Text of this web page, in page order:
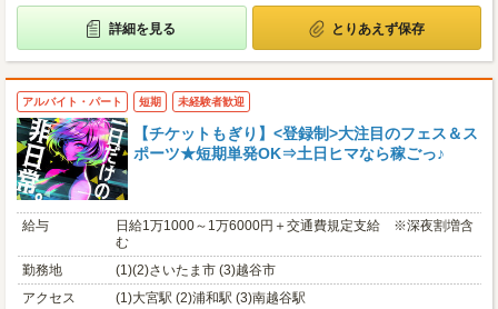
詳細を見る とりあえず保存
アルバイト・パート 短期 未経験者歓迎
【チケットもぎり】<登録制>大注目のフェス＆ス
ポーツ★短期単発OK⇒土日ヒマなら稼ごっ♪
給与
日給1万1000～1万6000円＋交通費規定支給 ※深夜割増含
む
勤務地
(1)(2)さいたま市 (3)越谷市
アクセス
(1)大宮駅 (2)浦和駅 (3)南越谷駅